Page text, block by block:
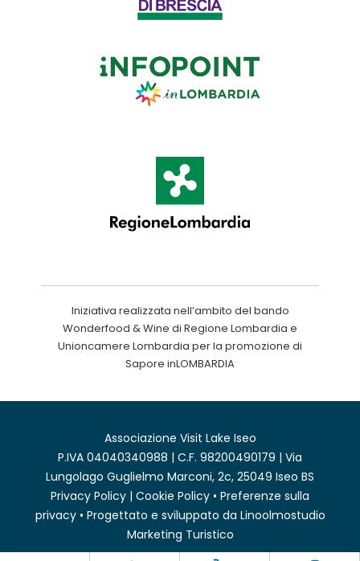
Iniziativa realizzata nell’ambito del bando
Wonderfood & Wine di Regione Lombardia e
Unioncamere Lombardia per la promozione di
Sapore inLOMBARDIA
Associazione Visit Lake Iseo
P.IVA 04040340988 | C.F. 98200490179 | Via
Lungolago Guglielmo Marconi, 2c, 25049 Iseo BS
Privacy Policy | Cookie Policy • Preferenze sulla
privacy• Progettato e sviluppato da Linoolmostudio
Marketing Turistico